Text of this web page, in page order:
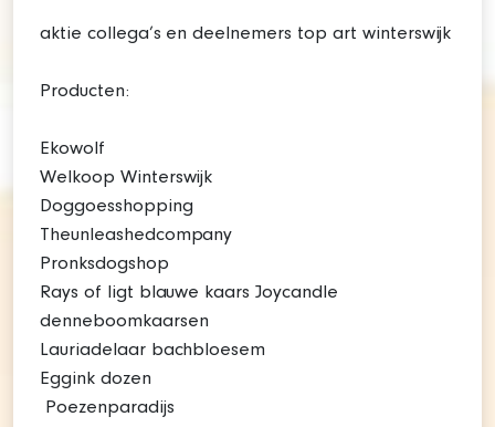
aktie collega’s en deelnemers top art winterswijk
Producten:
Ekowolf
Welkoop Winterswijk
Doggoesshopping
Theunleashedcompany
Pronksdogshop
Rays of ligt blauwe kaars Joycandle
denneboomkaarsen
Lauriadelaar bachbloesem
Eggink dozen
Poezenparadijs